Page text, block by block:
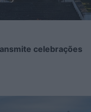
celebrações